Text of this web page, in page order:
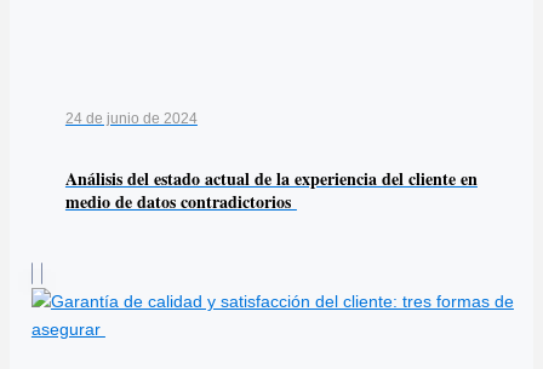
24 de junio de 2024
Análisis del estado actual de la experiencia del cliente en
medio de datos contradictorios